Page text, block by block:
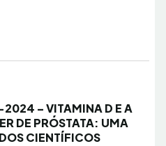
– VITAMINA D E A
DE PRÓSTATA: UMA
CIENTÍFICOS